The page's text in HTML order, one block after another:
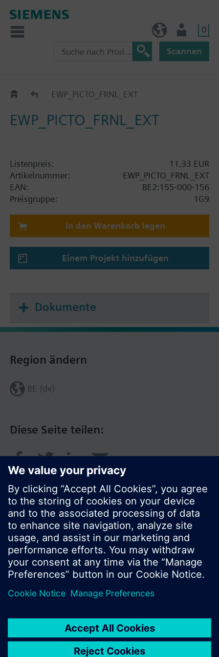
0
Scannen
KatalogEWP_PICTO_FRNL_EXT
EWP_PICTO_FRNL_EXT
Listenpreis:
11,33 EUR
Artikelnummer:
EWP_PICTO_FRNL_EXT
EAN:
BE2:155-000-156
Preisgruppe:
1G9
In den Warenkorb legen
Einem Projekt hinzufügen
Dokumente
Diese Seite teilen:
Region ändern
BE (de)
© Siemens Schweiz AG 2017
Produktangebot und Preise können pro Land
Nutzungsbedingungen